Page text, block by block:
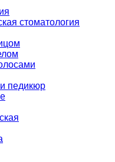
стоматология
педикюр